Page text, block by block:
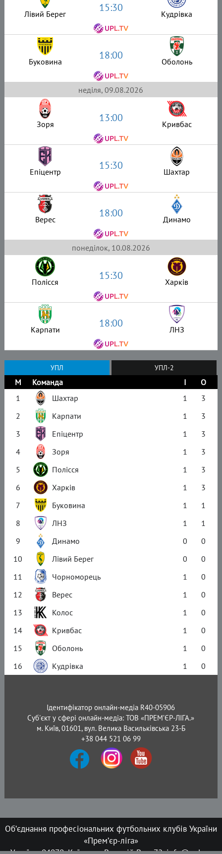
Лівий Берег 15:30 Кудрівка
Буковина 18:00 Оболонь
неділя, 09.08.2026
Зоря 13:00 Кривбас
Епіцентр 15:30 Шахтар
Верес 18:00 Динамо
понеділок, 10.08.2026
Полісся 15:30 Харків
Карпати 18:00 ЛНЗ
УПЛ УПЛ-2
М Команда І
О
1
Шахтар 1
3
2
Карпати 1
3
3
Епіцентр 1
3
4
Зоря 1
3
5
Полісся 1
3
6
Харків 1
3
7
Буковина 1
1
8
ЛНЗ 1
1
9
Динамо 0
0
10
Лівий Берег 0
0
11
Чорноморець 1
0
12
Верес 1
0
13
Колос 1
0
14
Кривбас 1
0
15
Оболонь 1
0
16
Кудрівка 1 0
Ідентифікатор онлайн-медіа R40-05906
Суб'єкт у сфері онлайн-медіа: ТОВ «ПРЕМ’ЄР-ЛІГА.»
м. Київ, 01601, вул. Велика Васильківська 23-Б
+38 044 521 06 99
Об’єднання професіональних футбольних клубів України
«Прем’єр-ліга»